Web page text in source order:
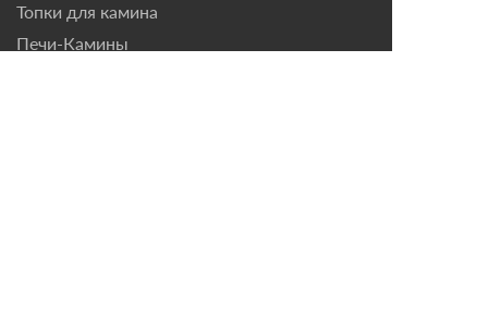
Топки для камина
Печи-Камины